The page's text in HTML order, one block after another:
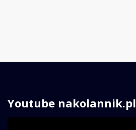
Youtube nakolannik.pl